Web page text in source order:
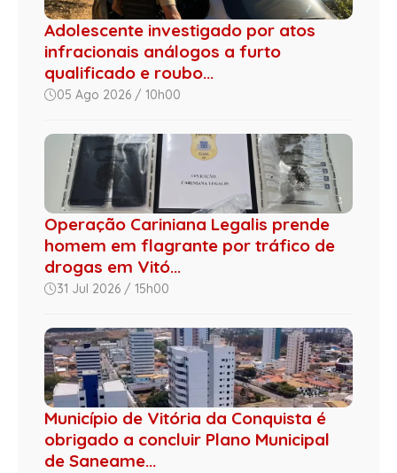
Adolescente investigado por atos
infracionais análogos a furto
qualificado e roubo...
05 Ago 2026 / 10h00
Operação Cariniana Legalis prende
homem em flagrante por tráfico de
drogas em Vitó...
31 Jul 2026 / 15h00
Município de Vitória da Conquista é
obrigado a concluir Plano Municipal
de Saneame...